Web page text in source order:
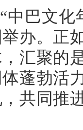
中巴文
办。正
汇聚的
蓬勃活
共同推